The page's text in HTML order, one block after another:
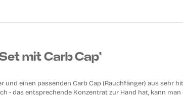
mit Carb Cap'
einen passenden Carb Cap (Rauchfänger) aus sehr
- das entsprechende Konzentrat zur Hand hat, kann